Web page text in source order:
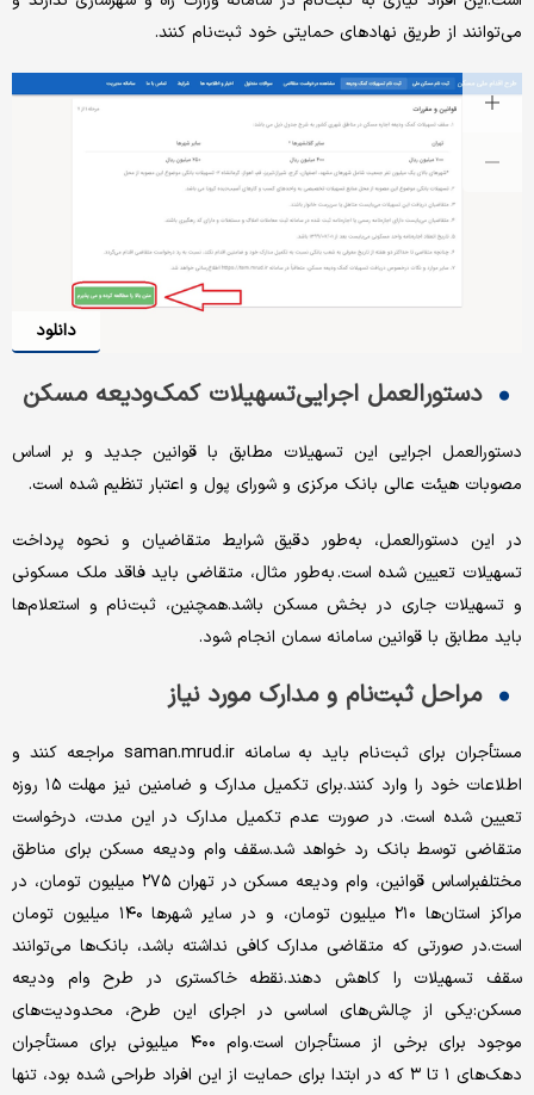
می‌توانند از طریق نهادهای حمایتی خود ثبت‌نام کنند.
دانلود
دستورالعمل اجرایی تسهیلات کمک‌ودیعه مسکن
دستورالعمل اجرایی این تسهیلات مطابق با قوانین جدید و بر اساس
مصوبات هیئت عالی بانک مرکزی و شورای پول و اعتبار تنظیم شده است.
در این دستورالعمل، به‌طور دقیق شرایط متقاضیان و نحوه پرداخت
تسهیلات تعیین شده است. به‌طور مثال، متقاضی باید فاقد ملک مسکونی
و تسهیلات جاری در بخش مسکن باشد.همچنین، ثبت‌نام و استعلام‌ها
باید مطابق با قوانین سامانه سمان انجام شود.
مراحل ثبت‌نام و مدارک مورد نیاز
مستأجران برای ثبت‌نام باید به سامانه saman.mrud.ir مراجعه کنند و
اطلاعات خود را وارد کنند.برای تکمیل مدارک و ضامنین نیز مهلت ۱۵ روزه
تعیین شده است. در صورت عدم تکمیل مدارک در این مدت، درخواست
متقاضی توسط بانک رد خواهد شد.سقف وام ودیعه مسکن برای مناطق
مختلفبراساس قوانین، وام ودیعه مسکن در تهران ۲۷۵ میلیون تومان، در
مراکز استان‌ها ۲۱۰ میلیون تومان، و در سایر شهرها ۱۴۰ میلیون تومان
است.در صورتی که متقاضی مدارک کافی نداشته باشد، بانک‌ها می‌توانند
سقف تسهیلات را کاهش دهند.نقطه خاکستری در طرح وام ودیعه
مسکن:یکی از چالش‌های اساسی در اجرای این طرح، محدودیت‌های
موجود برای برخی از مستأجران است.وام ۴۰۰ میلیونی برای مستأجران
دهک‌های ۱ تا ۳ که در ابتدا برای حمایت از این افراد طراحی شده بود، تنها